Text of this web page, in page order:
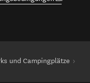
und Campingplätze